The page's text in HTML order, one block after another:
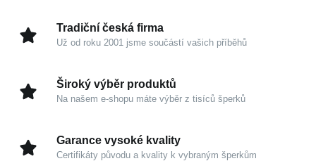
doplněk, který s lehkostí splyne s vaší každodenní
identitou.
Kouzlo v detailech
uchovává svou sofistikovanou krásu a čistotu.
Tradiční česká firma
Už od roku 2001 jsme součástí vašich příběhů
Široký výběr produktů
Na našem e-shopu máte výběr z tisíců šperků
Garance vysoké kvality
Certifikáty původu a kvality k vybraným šperkům